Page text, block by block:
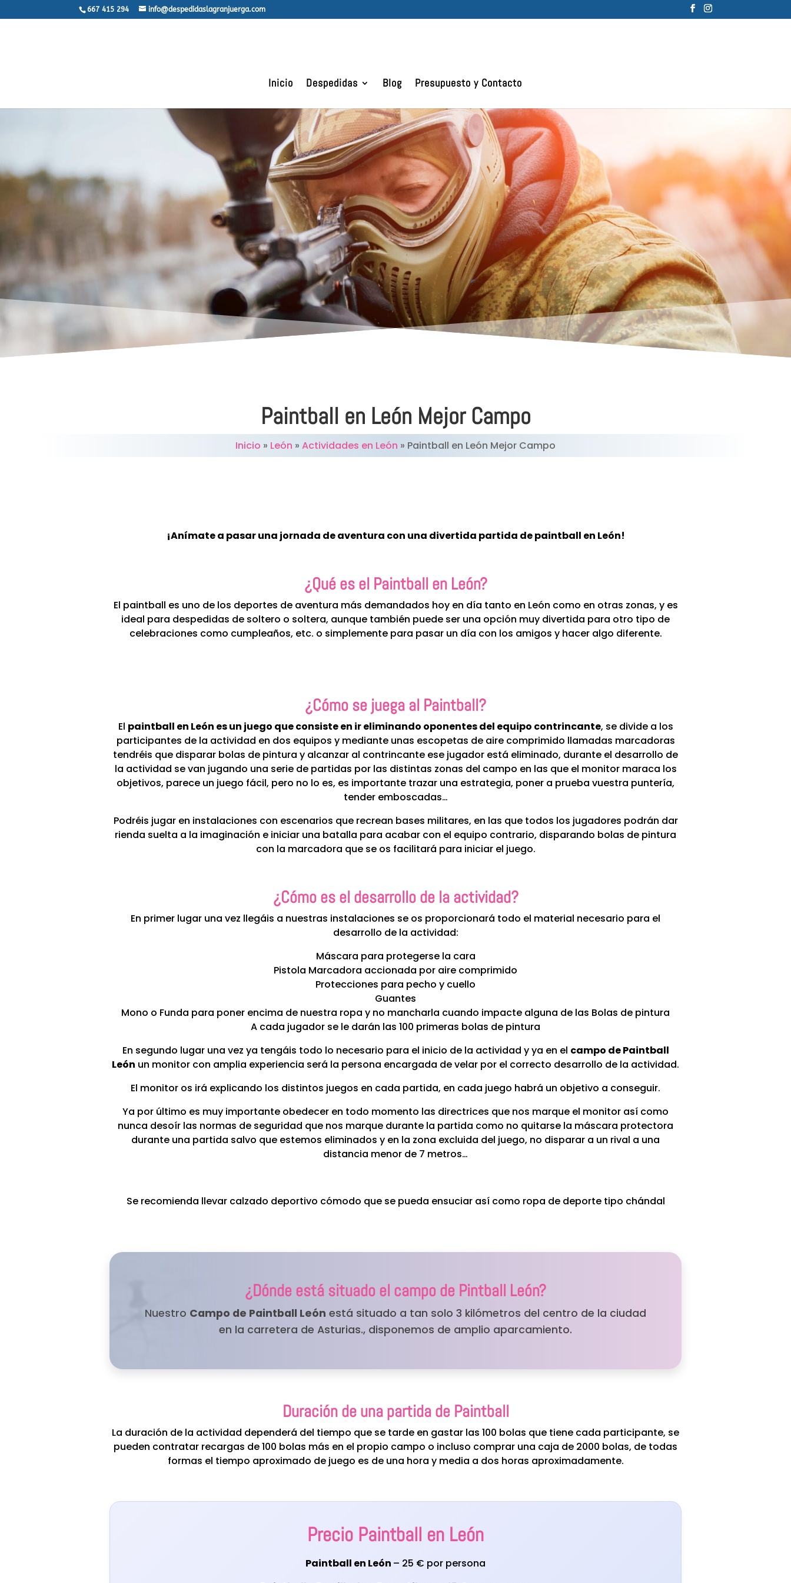
667 415 294 info@despedidaslagranjuerga.com
Inicio Despedidas Blog Presupuesto y Contacto
Paintball en León Mejor Campo
Inicio » León » Actividades en León » Paintball en León Mejor Campo
¡Anímate a pasar una jornada de aventura con una divertida partida de paintball en León!
¿Qué es el Paintball en León?
El paintball es uno de los deportes de aventura más demandados hoy en día tanto en León como en otras zonas, y es
ideal para despedidas de soltero o soltera, aunque también puede ser una opción muy divertida para otro tipo de
celebraciones como cumpleaños, etc. o simplemente para pasar un día con los amigos y hacer algo diferente.
¿Cómo se juega al Paintball?
El paintball en León es un juego que consiste en ir eliminando oponentes del equipo contrincante, se divide a los
participantes de la actividad en dos equipos y mediante unas escopetas de aire comprimido llamadas marcadoras
tendréis que disparar bolas de pintura y alcanzar al contrincante ese jugador está eliminado, durante el desarrollo de
la actividad se van jugando una serie de partidas por las distintas zonas del campo en las que el monitor maraca los
objetivos, parece un juego fácil, pero no lo es, es importante trazar una estrategia, poner a prueba vuestra puntería,
tender emboscadas…
Podréis jugar en instalaciones con escenarios que recrean bases militares, en las que todos los jugadores podrán dar
rienda suelta a la imaginación e iniciar una batalla para acabar con el equipo contrario, disparando bolas de pintura
con la marcadora que se os facilitará para iniciar el juego.
¿Cómo es el desarrollo de la actividad?
En primer lugar una vez llegáis a nuestras instalaciones se os proporcionará todo el material necesario para el
desarrollo de la actividad:
Máscara para protegerse la cara
Pistola Marcadora accionada por aire comprimido
Protecciones para pecho y cuello
Guantes
Mono o Funda para poner encima de nuestra ropa y no mancharla cuando impacte alguna de las Bolas de pintura
A cada jugador se le darán las 100 primeras bolas de pintura
En segundo lugar una vez ya tengáis todo lo necesario para el inicio de la actividad y ya en el campo de Paintball
León un monitor con amplia experiencia será la persona encargada de velar por el correcto desarrollo de la actividad.
El monitor os irá explicando los distintos juegos en cada partida, en cada juego habrá un objetivo a conseguir.
Ya por último es muy importante obedecer en todo momento las directrices que nos marque el monitor así como
nunca desoír las normas de seguridad que nos marque durante la partida como no quitarse la máscara protectora
durante una partida salvo que estemos eliminados y en la zona excluida del juego, no disparar a un rival a una
distancia menor de 7 metros…
Se recomienda llevar calzado deportivo cómodo que se pueda ensuciar así como ropa de deporte tipo chándal
¿Dónde está situado el campo de Pintball León?
Nuestro Campo de Paintball León está situado a tan solo 3 kilómetros del centro de la ciudad
en la carretera de Asturias., disponemos de amplio aparcamiento.
Duración de una partida de Paintball
La duración de la actividad dependerá del tiempo que se tarde en gastar las 100 bolas que tiene cada participante, se
pueden contratar recargas de 100 bolas más en el propio campo o incluso comprar una caja de 2000 bolas, de todas
formas el tiempo aproximado de juego es de una hora y media a dos horas aproximadamente.
Precio Paintball en León
Paintball en León – 25 € por persona